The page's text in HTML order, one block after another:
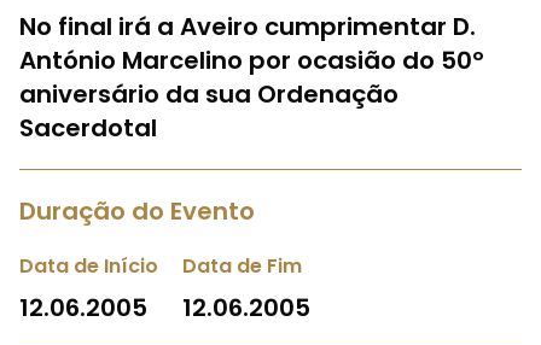
No final irá a Aveiro cumprimentar D.
António Marcelino por ocasião do 50º
aniversário da sua Ordenação
Sacerdotal
Duração do Evento
Data de Início
12.06.2005
Data de Fim
12.06.2005